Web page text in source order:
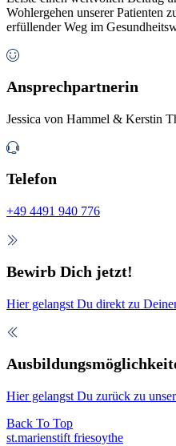
Wohlergehen unserer Patienten
erfüllender Weg im
Ansprechpartnerin
Jessica von Hammel & Kerstin
Telefon
+49 4491 940 776
Bewirb Dich jetzt!
Hier gelangst Du direkt zu
Hier gelangst Du zurück zu
Back To Top
st.marienstift friesoythe